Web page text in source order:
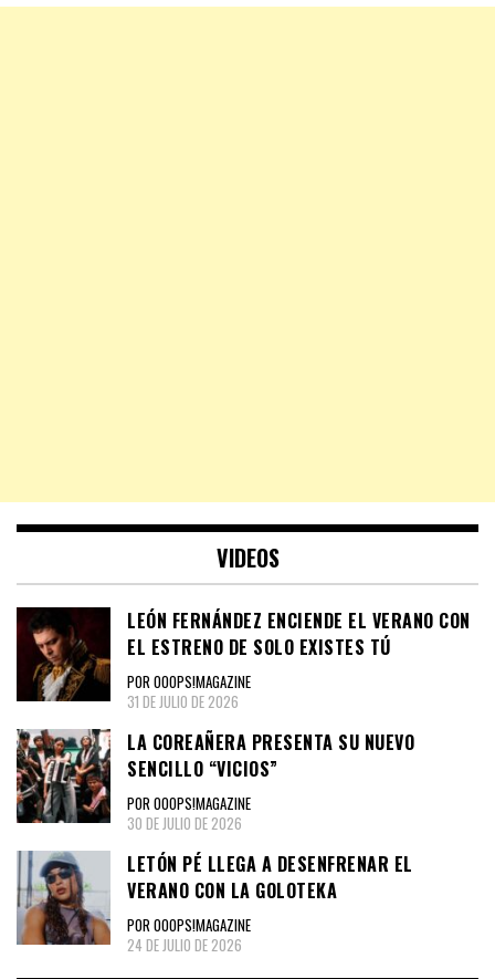
VIDEOS
LEÓN FERNÁNDEZ ENCIENDE EL VERANO CON
EL ESTRENO DE SOLO EXISTES TÚ
POR OOOPS!MAGAZINE
31 DE JULIO DE 2026
LA COREAÑERA PRESENTA SU NUEVO
SENCILLO “VICIOS”
POR OOOPS!MAGAZINE
30 DE JULIO DE 2026
LETÓN PÉ LLEGA A DESENFRENAR EL
VERANO CON LA GOLOTEKA
POR OOOPS!MAGAZINE
24 DE JULIO DE 2026